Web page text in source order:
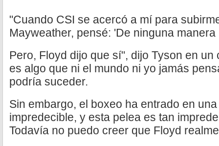
"Cuando CSI se acercó a mí para
Mayweather, pensé: 'De ninguna
Pero, Floyd dijo que sí", dijo Tyson en
es algo que ni el mundo ni yo jamás
podría suceder.
Sin embargo, el boxeo ha entrado en
impredecible, y esta pelea es tan
Todavía no puedo creer que Floyd